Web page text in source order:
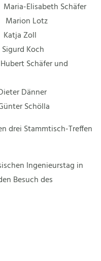
Schäfer
Lotz
Zoll
Koch
und
Dänner
Schölla
drei Stammtisch-Treffen
Ingenieurstag in
Besuch des